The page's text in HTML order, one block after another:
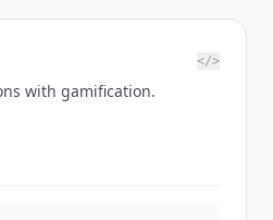
</>
with gamification.